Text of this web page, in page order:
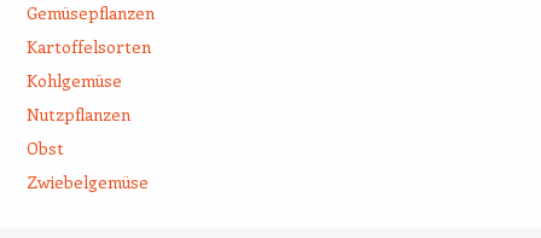
Gemüsepflanzen
Kartoffelsorten
Kohlgemüse
Nutzpflanzen
Obst
Zwiebelgemüse